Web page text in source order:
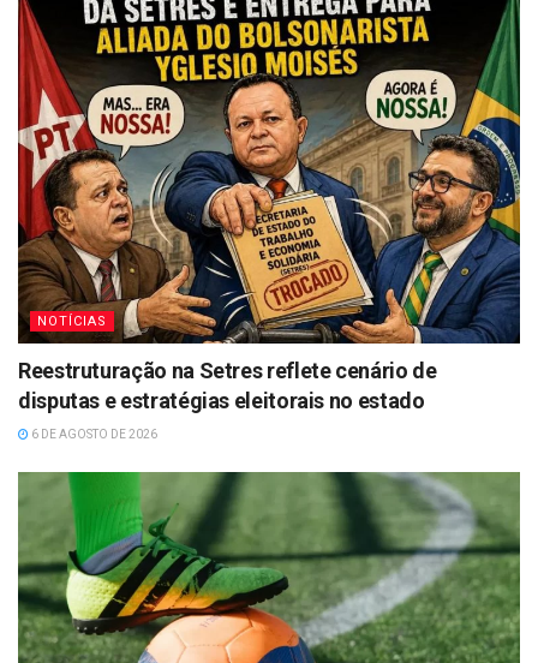
NOTÍCIAS
Reestruturação na Setres reflete cenário de
disputas e estratégias eleitorais no estado
6 DE AGOSTO DE 2026